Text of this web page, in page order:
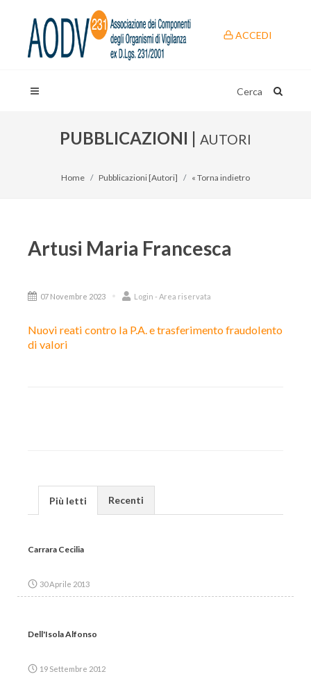
ACCEDI
Cerca
PUBBLICAZIONI | AUTORI
Home Pubblicazioni [Autori] « Torna indietro
Artusi Maria Francesca
07 Novembre 2023 Login - Area riservata
Nuovi reati contro la P.A. e trasferimento fraudolento
di valori
Più letti Recenti
Carrara Cecilia
30 Aprile 2013
Dell'Isola Alfonso
19 Settembre 2012